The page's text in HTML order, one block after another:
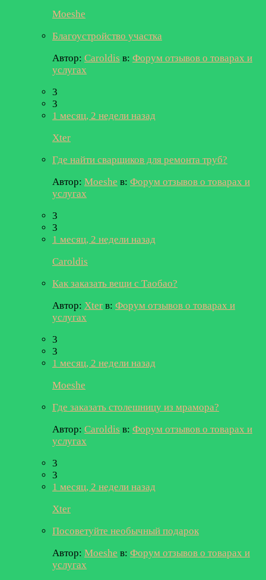
Moeshe
Благоустройство участка
Автор: Caroldis в: Форум отзывов о товарах и
услугах
3
3
1 месяц, 2 недели назад
Xter
Где найти сварщиков для ремонта труб?
Автор: Moeshe в: Форум отзывов о товарах и
услугах
3
3
1 месяц, 2 недели назад
Caroldis
Как заказать вещи с Таобао?
Автор: Xter в: Форум отзывов о товарах и
услугах
3
3
1 месяц, 2 недели назад
Moeshe
Где заказать столешницу из мрамора?
Автор: Caroldis в: Форум отзывов о товарах и
услугах
3
3
1 месяц, 2 недели назад
Xter
Посоветуйте необычный подарок
Автор: Moeshe в: Форум отзывов о товарах и
услугах